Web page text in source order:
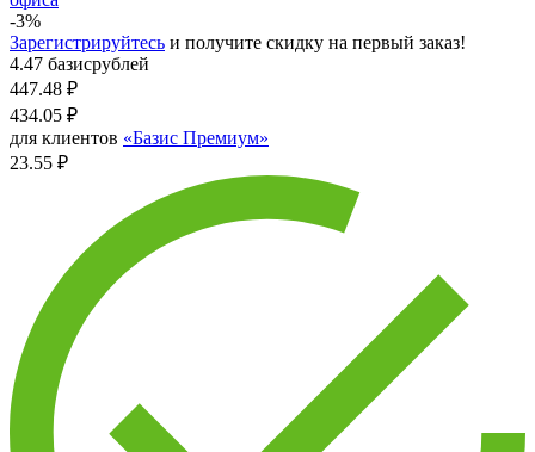
-3%
Зарегистрируйтесь и получите скидку на первый заказ!
4.47 базисрублей
447.48 ₽
434.05 ₽
для клиентов «Базис Премиум»
23.55 ₽